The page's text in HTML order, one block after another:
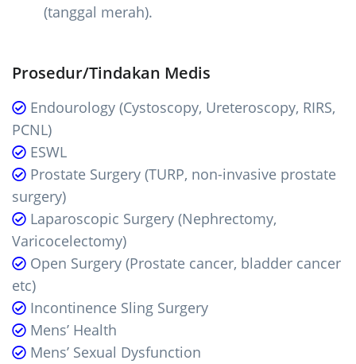
(tanggal merah).
Prosedur/Tindakan Medis
Endourology (Cystoscopy, Ureteroscopy, RIRS,
PCNL)
ESWL
Prostate Surgery (TURP, non-invasive prostate
surgery)
Laparoscopic Surgery (Nephrectomy,
Varicocelectomy)
Open Surgery (Prostate cancer, bladder cancer
etc)
Incontinence Sling Surgery
Mens’ Health
Mens’ Sexual Dysfunction